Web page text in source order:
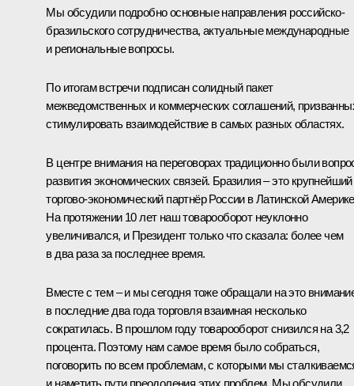
Мы обсудили подробно основные направления российско-
бразильского сотрудничества, актуальные международные
и региональные вопросы.
По итогам встречи подписан солидный пакет
межведомственных и коммерческих соглашений,
стимулировать взаимодействие в самых разных областях.
В центре внимания на переговорах традиционно были
развития экономических связей. Бразилия – это крупнейший
торгово-экономический партнёр России в Латинской
На протяжении 10 лет наш товарооборот неуклонно
увеличивался, и Президент только что сказала: более чем
в два раза за последнее время.
Вместе с тем – и мы сегодня тоже обращали на это
в последние два года торговля взаимная несколько
сократилась. В прошлом году товарооборот снизился на 3,2
процента. Поэтому нам самое время было собраться,
поговорить по всем проблемам, с которыми мы